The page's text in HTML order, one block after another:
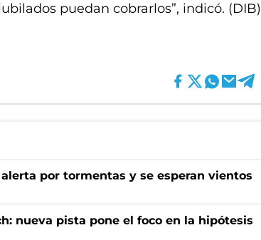
puedan cobrarlos”, indicó. (DIB)
por tormentas y se esperan vientos
nueva pista pone el foco en la hipótesis